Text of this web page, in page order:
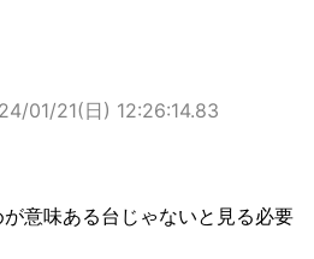
01/21(日) 12:26:14.83
意味ある台じゃないと見る必要